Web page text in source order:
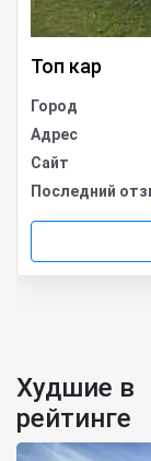
Топ кар
Город
Адрес
Сайт
Последний
Худшие в
рейтинге